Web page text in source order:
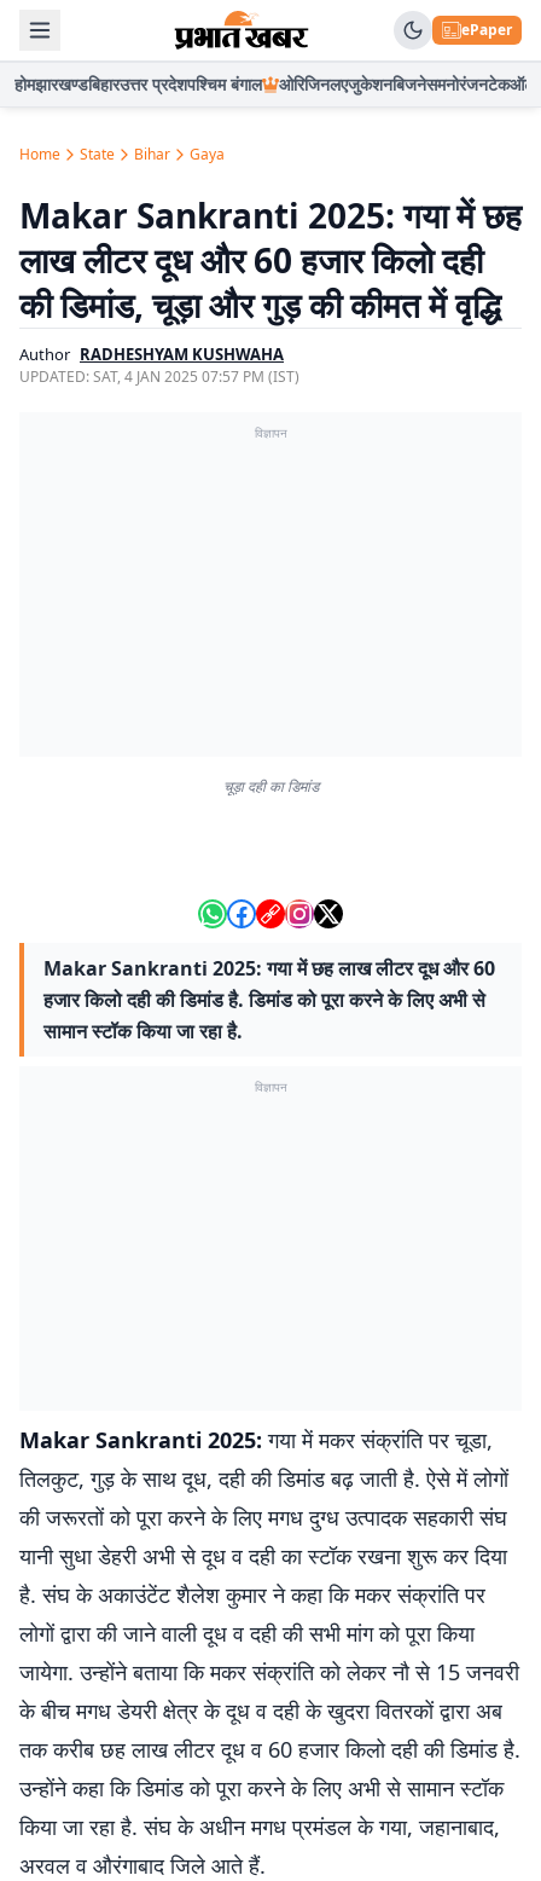
ePaper
होमझारखण्डबिहारउत्तर प्रदेशपश्चिम बंगाल ओरिजिनलएजुकेशनबिजनेसमनोरंजनटेकऑटो
Home State Bihar Gaya
Makar Sankranti 2025: गया में छह
लाख लीटर दूध और 60 हजार किलो दही
की डिमांड, चूड़ा और गुड़ की कीमत में वृद्धि
Author RADHESHYAM KUSHWAHA
UPDATED:SAT, 4 JAN 2025 07:57 PM (IST)
विज्ञापन
चूड़ा दही का डिमांड
Makar Sankranti 2025: गया में छह लाख लीटर दूध और 60
हजार किलो दही की डिमांड है. डिमांड को पूरा करने के लिए अभी से
सामान स्टॉक किया जा रहा है.
विज्ञापन
Makar Sankranti 2025: गया में मकर संक्रांति पर चूडा,
तिलकुट, गुड़ के साथ दूध, दही की डिमांड बढ़ जाती है. ऐसे में लोगों
की जरूरतों को पूरा करने के लिए मगध दुग्ध उत्पादक सहकारी संघ
यानी सुधा डेहरी अभी से दूध व दही का स्टॉक रखना शुरू कर दिया
है. संघ के अकाउंटेंट शैलेश कुमार ने कहा कि मकर संक्रांति पर
लोगों द्वारा की जाने वाली दूध व दही की सभी मांग को पूरा किया
जायेगा. उन्होंने बताया कि मकर संक्रांति को लेकर नौ से 15 जनवरी
के बीच मगध डेयरी क्षेत्र के दूध व दही के खुदरा वितरकों द्वारा अब
तक करीब छह लाख लीटर दूध व 60 हजार किलो दही की डिमांड है.
उन्होंने कहा कि डिमांड को पूरा करने के लिए अभी से सामान स्टॉक
किया जा रहा है. संघ के अधीन मगध प्रमंडल के गया, जहानाबाद,
अरवल व औरंगाबाद जिले आते हैं.